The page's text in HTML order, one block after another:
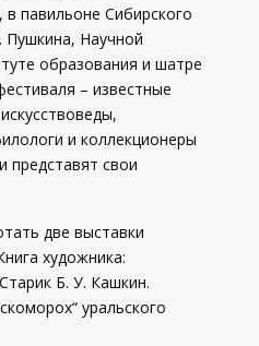
павильоне Сибирского
Научной
образования и шатре
– известные
и коллекционеры
представят свои
две выставки
художника:
Б. У. Кашкин.
уральского